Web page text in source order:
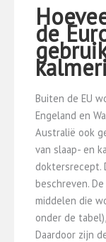
de
Buiten de EU
Engeland en
Australië ook
van slaap- en
doktersrecept.
beschreven.
middelen die
onder de
Daardoor zijn